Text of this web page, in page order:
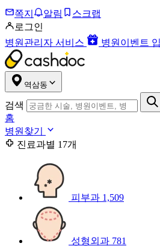
쪽지 알림
스크랩
로그인
병원관리자 서비스
병원이벤트
역삼동
검색
홈
병원찾기
진료과별 17개
피부과 1,509
성형외과 781